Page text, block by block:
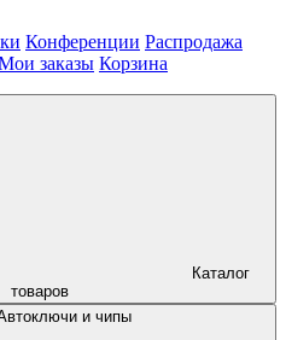
Конференции Распродажа
заказы Корзина
Каталог
товаров
и чипы